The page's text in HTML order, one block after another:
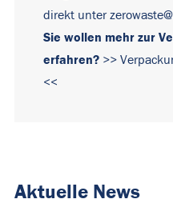
direkt unterzerowast
Sie wollen mehr zur
erfahren? >>
<<
Aktuelle News